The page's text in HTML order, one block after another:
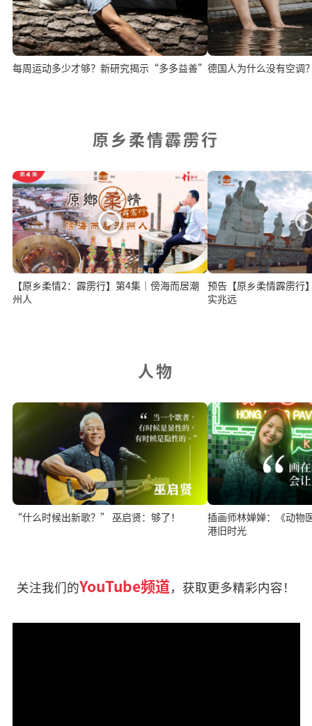
每周运动多少才够？新研究揭示“多多益善” 德国人为什么没有空调
原乡柔情霹雳行
【原乡柔情2：霹雳行】第4集｜傍海而居潮
州人
预告【原乡柔情霹雳行
实兆远
人物
“什么时候出新歌？” 巫启贤：够了！
插画师林婵婵：《动物
港旧时光
关注我们的YouTube频道，获取更多精彩内容！